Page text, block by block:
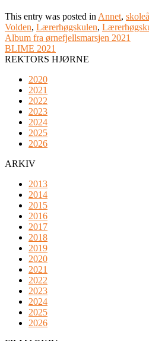
This entry was posted in Annet,
Volden, Lærerhøgskulen,
Album fra ørnefjellsmarsjen 2021
BLIME 2021
REKTORS HJØRNE
2020
2021
2022
2023
2024
2025
2026
ARKIV
2013
2014
2015
2016
2017
2018
2019
2020
2021
2022
2023
2024
2025
2026